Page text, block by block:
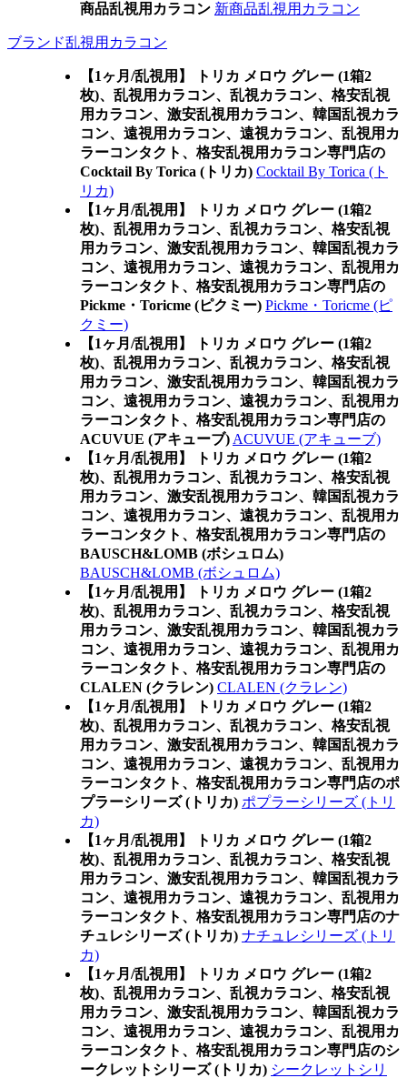
商品乱視用カラコン 新商品乱視用カラコン
ブランド乱視用カラコン
【1ヶ月/乱視用】 トリカ メロウ グレー (1箱2
枚)、乱視用カラコン、乱視カラコン、格安乱視
用カラコン、激安乱視用カラコン、韓国乱視カラ
コン、遠視用カラコン、遠視カラコン、乱視用カ
ラーコンタクト、格安乱視用カラコン専門店の
Cocktail By Torica (トリカ) Cocktail By Torica (ト
リカ)
【1ヶ月/乱視用】 トリカ メロウ グレー (1箱2
枚)、乱視用カラコン、乱視カラコン、格安乱視
用カラコン、激安乱視用カラコン、韓国乱視カラ
コン、遠視用カラコン、遠視カラコン、乱視用カ
ラーコンタクト、格安乱視用カラコン専門店の
Pickme・Toricme (ピクミー) Pickme・Toricme (ピ
クミー)
【1ヶ月/乱視用】 トリカ メロウ グレー (1箱2
枚)、乱視用カラコン、乱視カラコン、格安乱視
用カラコン、激安乱視用カラコン、韓国乱視カラ
コン、遠視用カラコン、遠視カラコン、乱視用カ
ラーコンタクト、格安乱視用カラコン専門店の
ACUVUE (アキューブ) ACUVUE (アキューブ)
【1ヶ月/乱視用】 トリカ メロウ グレー (1箱2
枚)、乱視用カラコン、乱視カラコン、格安乱視
用カラコン、激安乱視用カラコン、韓国乱視カラ
コン、遠視用カラコン、遠視カラコン、乱視用カ
ラーコンタクト、格安乱視用カラコン専門店の
BAUSCH&LOMB (ボシュロム)
BAUSCH&LOMB (ボシュロム)
【1ヶ月/乱視用】 トリカ メロウ グレー (1箱2
枚)、乱視用カラコン、乱視カラコン、格安乱視
用カラコン、激安乱視用カラコン、韓国乱視カラ
コン、遠視用カラコン、遠視カラコン、乱視用カ
ラーコンタクト、格安乱視用カラコン専門店の
CLALEN (クラレン) CLALEN (クラレン)
【1ヶ月/乱視用】 トリカ メロウ グレー (1箱2
枚)、乱視用カラコン、乱視カラコン、格安乱視
用カラコン、激安乱視用カラコン、韓国乱視カラ
コン、遠視用カラコン、遠視カラコン、乱視用カ
ラーコンタクト、格安乱視用カラコン専門店のポ
プラーシリーズ (トリカ) ポプラーシリーズ (トリ
カ)
【1ヶ月/乱視用】 トリカ メロウ グレー (1箱2
枚)、乱視用カラコン、乱視カラコン、格安乱視
用カラコン、激安乱視用カラコン、韓国乱視カラ
コン、遠視用カラコン、遠視カラコン、乱視用カ
ラーコンタクト、格安乱視用カラコン専門店のナ
チュレシリーズ (トリカ) ナチュレシリーズ (トリ
カ)
【1ヶ月/乱視用】 トリカ メロウ グレー (1箱2
枚)、乱視用カラコン、乱視カラコン、格安乱視
用カラコン、激安乱視用カラコン、韓国乱視カラ
コン、遠視用カラコン、遠視カラコン、乱視用カ
ラーコンタクト、格安乱視用カラコン専門店のシ
ークレットシリーズ (トリカ) シークレットシリ